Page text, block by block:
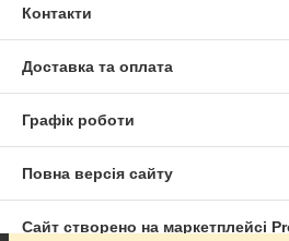
Контакти
Доставка та оплата
Графік роботи
Повна версія сайту
Сайт створено на маркетплейсі